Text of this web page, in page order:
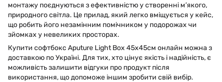
монтажу поєднуються з ефективністю у створенні м’якого,
природного світла. Це прилад, який легко вміщується у кейс,
що робить його незамінним помічником у подорожах чи
зйомках у невеликих просторах.
Купити софтбокс Aputure Light Box 45x45см онлайн можна з
доставкою по Україні. Для тих, хто цінує якість і надійність, є
можливість залишити відгуки про продукт після
використання, що допоможе іншим зробити свій вибір.